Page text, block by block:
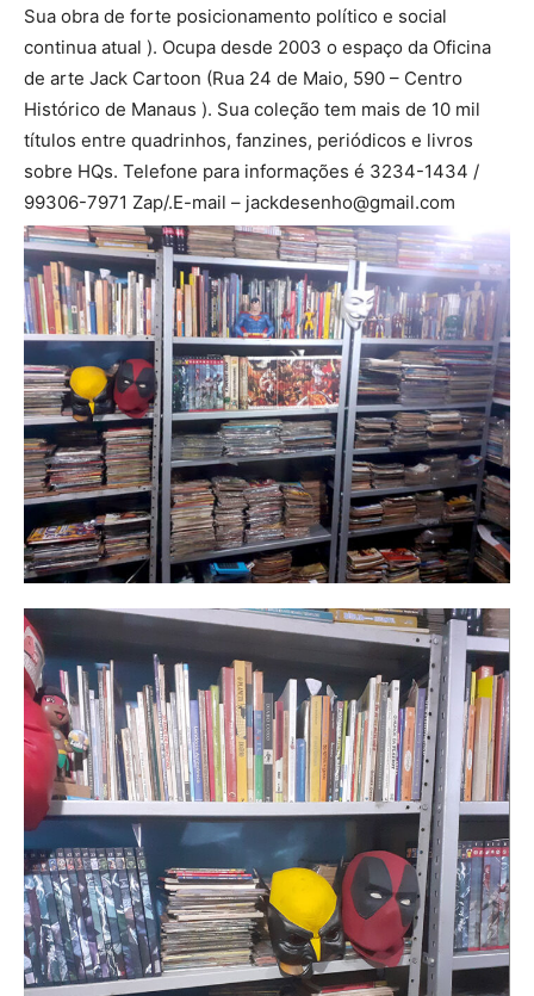
Sua obra de forte posicionamento político e social
continua atual ). Ocupa desde 2003 o espaço da Oficina
de arte Jack Cartoon (Rua 24 de Maio, 590 – Centro
Histórico de Manaus ). Sua coleção tem mais de 10 mil
títulos entre quadrinhos, fanzines, periódicos e livros
sobre HQs. Telefone para informações é 3234-1434 /
99306-7971 Zap/.E-mail – jackdesenho@gmail.com